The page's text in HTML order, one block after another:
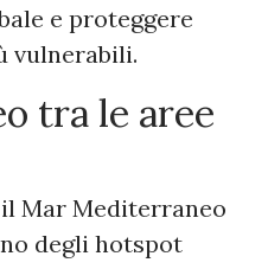
e proteggere
vulnerabili.
tra le aree
Mar Mediterraneo
degli hotspot